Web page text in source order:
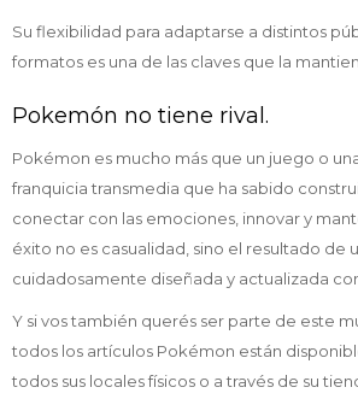
Su flexibilidad para adaptarse a distintos
formatos es una de las claves que la
Pokemón no tiene rival.
Pokémon es mucho más que un juego o
franquicia transmedia que ha sabido
conectar con las emociones, innovar y
éxito no es casualidad, sino el resultado de
cuidadosamente diseñada y actualizada
Y si vos también querés ser parte de este
todos los artículos Pokémon están
todos sus locales físicos o a través de su